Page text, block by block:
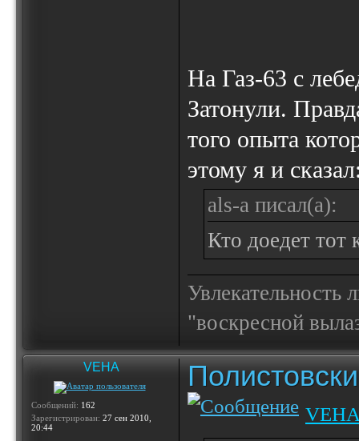
На Газ-63 с
Затонули.
того опыта
этому я и
als-a писал(а):
Кто доедет тот
Увлекательность
"воскресной
VEHA
Сообщений: 162
Зарегистрирован: 27 сен 2010,
20:44
VEHA